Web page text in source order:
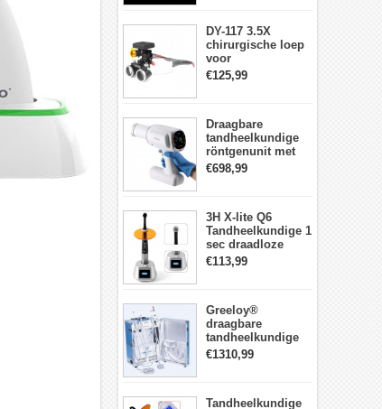
DY-117 3.5X
chirurgische loep
voor
tandheelkunde +
DY-010 draadloze
€125,99
Draagbare
tandheelkundige
röntgenunit met
hoge frequentie
intraorale
€698,99
3H X-lite Q6
Tandheelkundige 1
sec draadloze
LED-
Uithardingslamp
behuizing
€113,99
Greeloy®
draagbare
tandheelkundige
Eenheid met
luchtCompressor
ultrasone scaler)
€1310,99
Tandheelkundige